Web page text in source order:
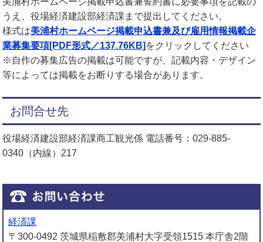
うえ、役場経済建設部経済課まで提出してください。
様式は美浦村ホームページ掲載申込書兼及び雇用情報掲載企
業募集要項[PDF形式／137.76KB] をクリックしてください
※自作の募集広告の掲載は可能ですが、記載内容・デザイン
等によっては掲載をお断りする場合があります。
お問合せ先
役場経済建設部経済課商工観光係 電話番号：029-885-
0340（内線）217
経済課
〒300-0492 茨城県稲敷郡美浦村大字受領1515 本庁舎2階